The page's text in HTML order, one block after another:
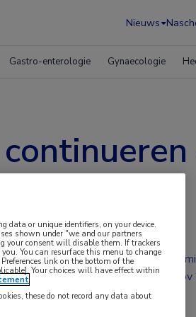
Nieuws
Gastro-enterologie Gynaecologie
wanneer
die is
2
data or unique identifiers, on your device.
shown under "we and our partners
your consent will disable them. If trackers
You can resurface this menu to change
link on the bottom of the
Your choices will have effect within
these do not record any data about